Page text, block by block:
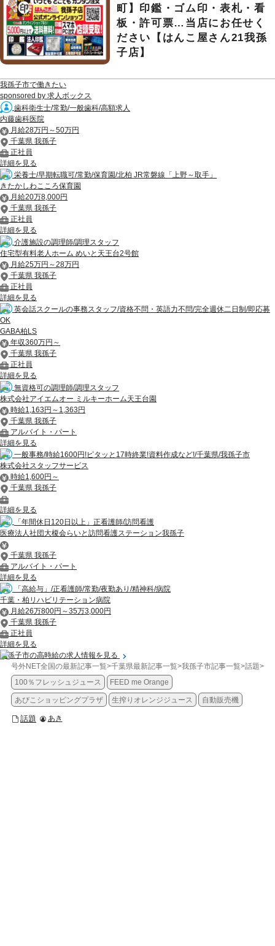
町】印鑑・ゴム印・表札・看
板・許可票…当店にお任せく
ださい【はんこ屋さん21我孫
子店】
我孫子市で働きたい
sponsored by 求人ボックス
歯科衛生士/常勤/一般歯科/高額求人
内藤歯科医院
月給28万円～50万円
千葉県 我孫子
正社員
詳細を見る
栄養士/早期転職可/常勤/保育園/北柏 JR常磐線「上野～取手」
きたかしわこころ保育園
月給20万8,000円
千葉県 我孫子
正社員
詳細を見る
介護施設の調理師/調理スタッフ
住宅型有料老人ホーム めいと天王台2号館
月給25万円～28万円
千葉県 我孫子
正社員
詳細を見る
英会話スクールの事務スタッフ/資格不問・英語力不問/完全週休二日制/即応募
OK
GABA柏LS
年収360万円～
千葉県 我孫子
正社員
詳細を見る
無資格可の調理師/調理スタッフ
株式会社アイエムオー ミルキーホーム天王台園
時給1,163円～1,363円
千葉県 我孫子
アルバイト・パート
詳細を見る
一般事務/時給1600円!ピタッと17時終業!資料作成など!/千葉県/我孫子市
株式会社スタッフサービス
時給1,600円～
千葉県 我孫子
詳細を見る
「年間休日120日以上」正看護師/訪問看護
医療法人社団大榎会らいと訪問看護ステーション我孫子
千葉県 我孫子
アルバイト・パート
詳細を見る
「高給与」/正看護師/常勤/夜勤あり/精神科/病院
千葉・柏リハビリテーション病院
月給26万800円～35万3,000円
千葉県 我孫子
正社員
詳細を見る
我孫子市の高時給の求人情報を見る
号外NET全国の最新記事一覧>千葉県最新記事一覧>我孫子市記事一覧>話題>【
100％フレッシュジュース
FEED me Orange
あびこショッピングプラザ 生搾りオレンジジュース 自動販売機
話題 あき